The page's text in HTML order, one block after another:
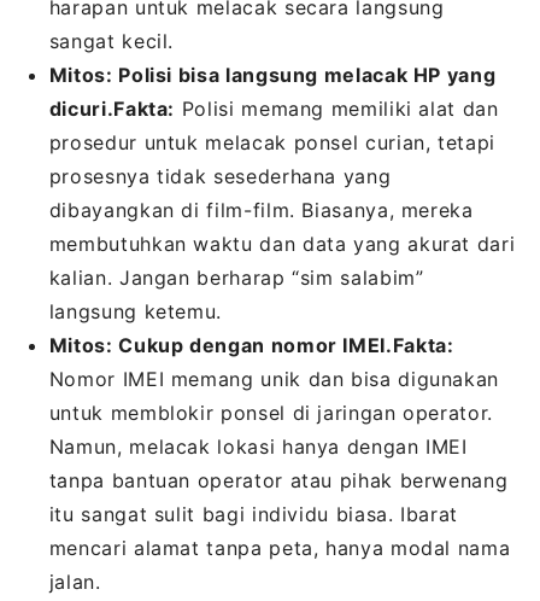
harapan untuk melacak secara langsung
sangat kecil.
Mitos: Polisi bisa langsung melacak HP yang
dicuri.Fakta: Polisi memang memiliki alat dan
prosedur untuk melacak ponsel curian, tetapi
prosesnya tidak sesederhana yang
dibayangkan di film-film. Biasanya, mereka
membutuhkan waktu dan data yang akurat dari
kalian. Jangan berharap “sim salabim”
langsung ketemu.
Mitos: Cukup dengan nomor IMEI.Fakta:
Nomor IMEI memang unik dan bisa digunakan
untuk memblokir ponsel di jaringan operator.
Namun, melacak lokasi hanya dengan IMEI
tanpa bantuan operator atau pihak berwenang
itu sangat sulit bagi individu biasa. Ibarat
mencari alamat tanpa peta, hanya modal nama
jalan.